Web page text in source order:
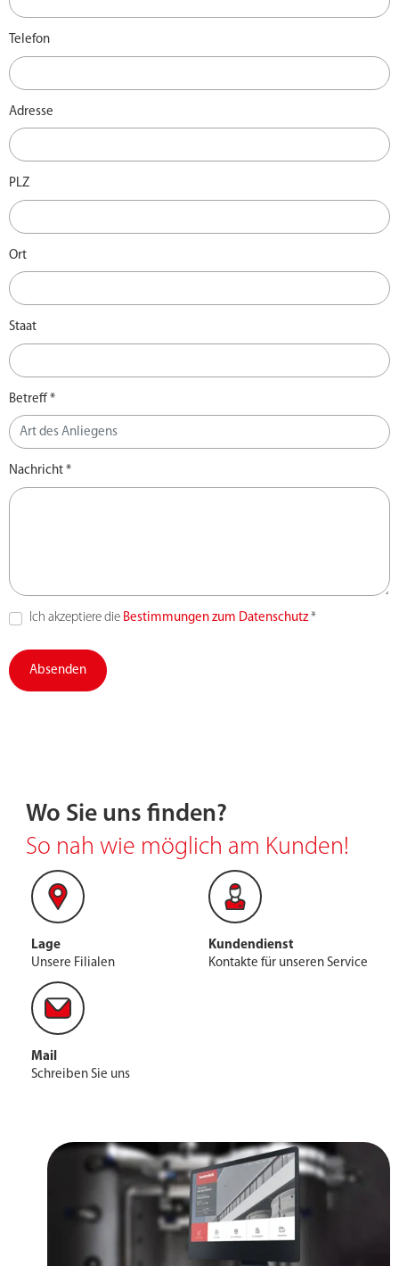
Telefon
Adresse
PLZ
Ort
Staat
Betreff *
Nachricht *
Ich akzeptiere die Bestimmungen zum Datenschutz*
Absenden
Bautechnik Lavis | Heizung & Tief- und
Wo Sie uns finden?
So nah wie möglich am Kunden!
Lage
Unsere Filialen
Kundendienst
Kontakte für unseren Service
Mail
Schreiben Sie uns